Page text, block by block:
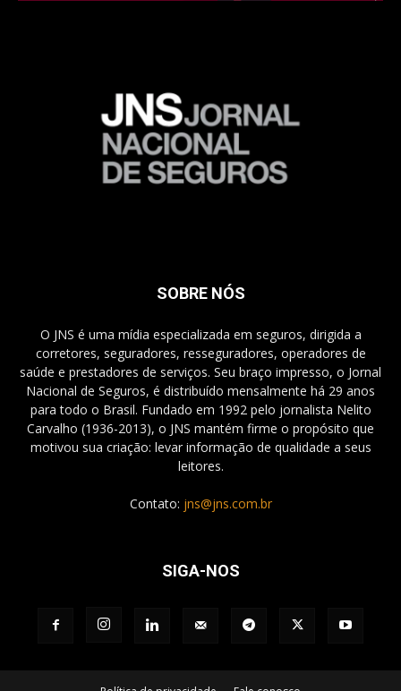
SOBRE NÓS
O JNS é uma mídia especializada em seguros, dirigida a
corretores, seguradores, resseguradores, operadores de
saúde e prestadores de serviços. Seu braço impresso, o Jornal
Nacional de Seguros, é distribuído mensalmente há 29 anos
para todo o Brasil. Fundado em 1992 pelo jornalista Nelito
Carvalho (1936-2013), o JNS mantém firme o propósito que
motivou sua criação: levar informação de qualidade a seus
leitores.
Contato: jns@jns.com.br
SIGA-NOS